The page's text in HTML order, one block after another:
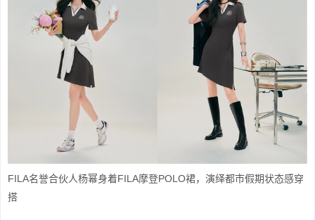
FILA名誉合伙人杨幂身着FILA摩登POLO裙，演绎都市假期状态感穿
搭